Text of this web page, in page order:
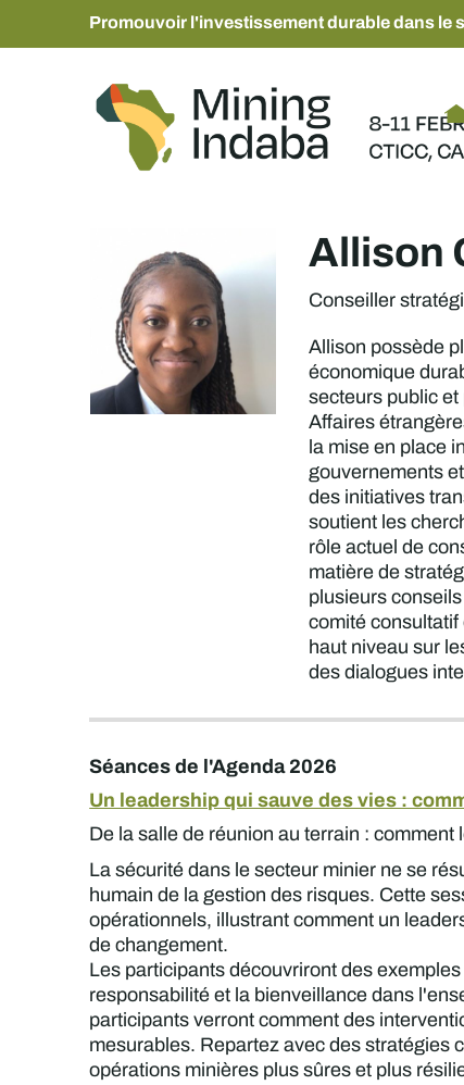
Promouvoir l'investissement durable dans le
Allison
Conseiller
Allison possède
économique
secteurs public
Affaires
la mise en place
gouvernements
des initiatives
soutient les
rôle actuel de
matière de
plusieurs
comité
haut niveau sur
des dialogues
Séances de l'Agenda 2026
Un leadership qui sauve des vies :
De la salle de réunion au terrain :
La sécurité dans le secteur minier ne se
humain de la gestion des risques. Cette
opérationnels, illustrant comment un
de changement.
Les participants découvriront des
responsabilité et la bienveillance dans
participants verront comment des
mesurables. Repartez avec des stratégies
opérations minières plus sûres et plus